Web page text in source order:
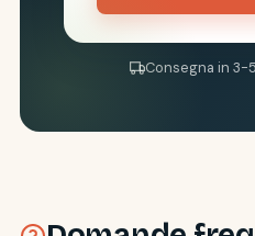
Consegna in 3-